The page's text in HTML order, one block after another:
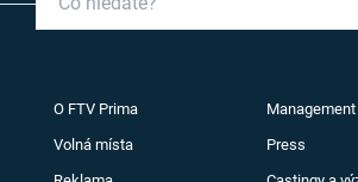
O FTV Prima Management
Volná místa Press